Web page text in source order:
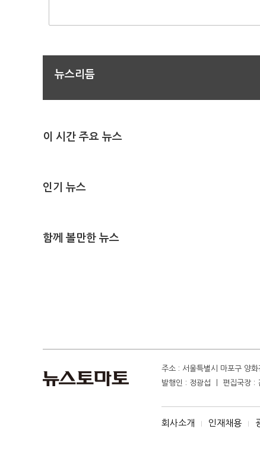
뉴스리듬
이 시간 주요 뉴스
인기 뉴스
함께 볼만한 뉴스
주소 : 서울특별시 마포구 양
발행인 : 정광섭 ㅣ 편집국장
회사소개 I 인재채용 I